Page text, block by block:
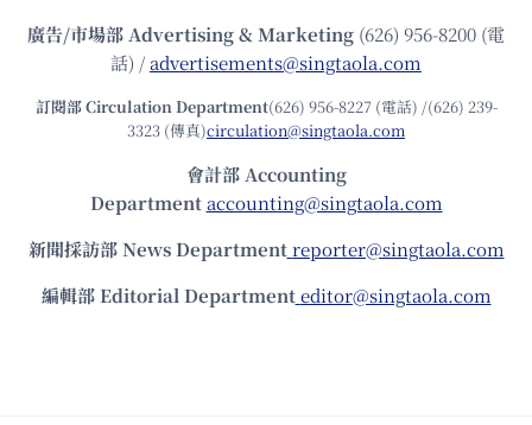
廣告/市場部Advertising & Marketing (626) 956-8200 (電
話) /advertisements@singtaola.com
訂閱部 Circulation Department(626) 956-8227 (電話) /(626) 239-
3323 (傳真)circulation@singtaola.com
會計部 Accounting
Department accounting@singtaola.com
新聞採訪部 News Department reporter@singtaola.com
編輯部 Editorial Department editor@singtaola.com